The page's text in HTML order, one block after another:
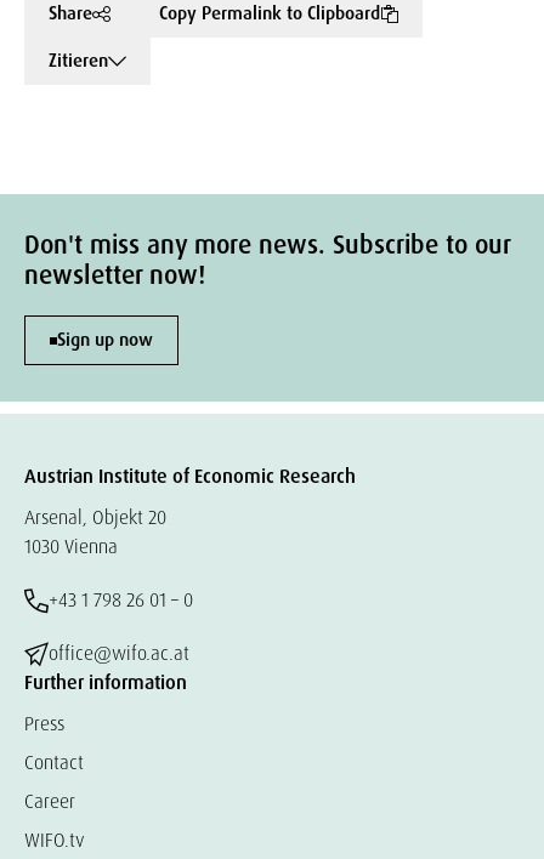
Share
Copy Permalink to Clipboard
Zitieren
Don't miss any more news. Subscribe to our
newsletter now!
Sign up now
Austrian Institute of Economic Research
Arsenal, Objekt 20
1030 Vienna
+43 1 798 26 01 – 0
office@wifo.ac.at
Further information
Press
Contact
Career
WIFO.tv